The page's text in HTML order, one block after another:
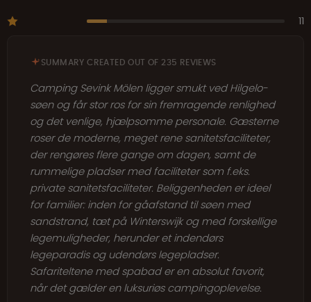
11
SUMMARY CREATED OUT OF 235 REVIEWS
Camping Sevink Mölen ligger smukt ved Hilgelo-
søen og får stor ros for sin fremragende renlighed
og det venlige, hjælpsomme personale. Gæsterne
roser de moderne, meget rene sanitetsfaciliteter,
der rengøres flere gange om dagen, samt de
rummelige pladser med faciliteter som f.eks.
private sanitetsfaciliteter. Beliggenheden er ideel
for familier: inden for gåafstand til søen med
sandstrand, tæt på Winterswijk og med forskellige
legemuligheder, herunder et indendørs
legeparadis og udendørs legepladser.
Safariteltene med spabad er en absolut favorit,
når det gælder en luksuriøs campingoplevelse.